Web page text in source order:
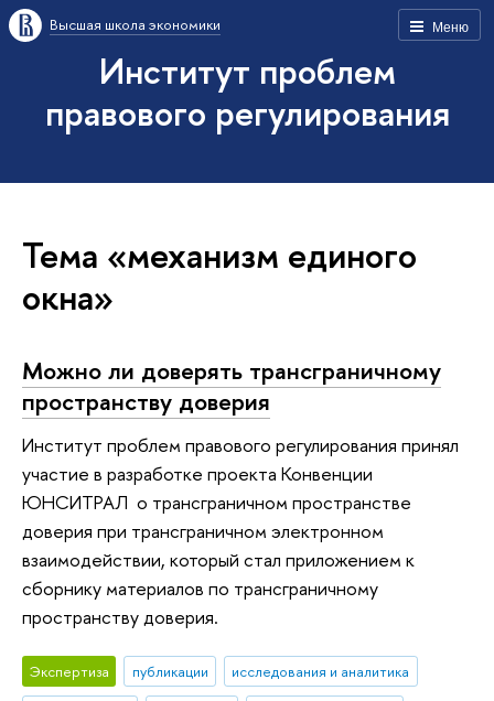
Меню
Высшая школа экономики
Институт проблем
правового регулирования
Тема «механизм единого
окна»
Можно ли доверять трансграничному
пространству доверия
Институт проблем правового регулирования принял
участие в разработке проекта Конвенции
ЮНСИТРАЛ о трансграничном пространстве
доверия при трансграничном электронном
взаимодействии, который стал приложением к
сборнику материалов по трансграничному
пространству доверия.
Экспертиза публикации
исследования и аналитика